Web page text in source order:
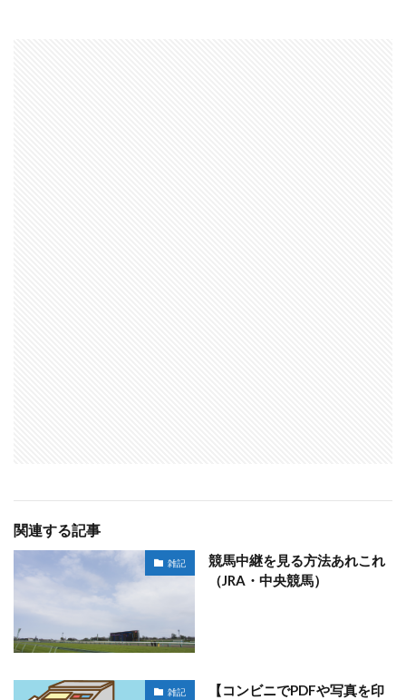
関連する記事
雑記
競馬中継を見る方法あれこれ
（JRA・中央競馬）
雑記
【コンビニでPDFや写真を印